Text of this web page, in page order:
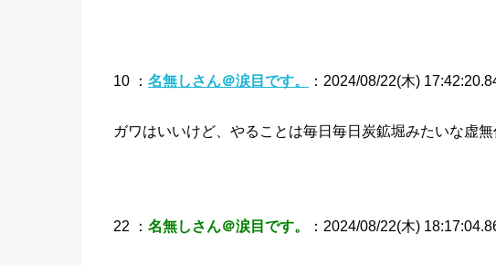
10 ： 名無しさん＠涙目です。 ：2024/08/22(木)
ガワはいいけど、やることは毎日毎日炭鉱堀みたいな虚
22 ： 名無しさん＠涙目です。 ：2024/08/22(木)